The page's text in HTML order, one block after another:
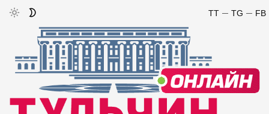
FB
TG
TT